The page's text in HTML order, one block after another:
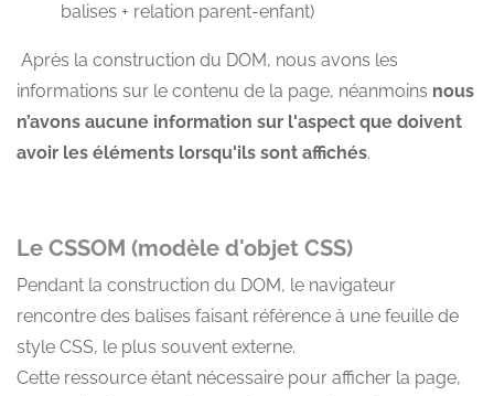
balises + relation parent-enfant)
Après la construction du DOM, nous avons les
informations sur le contenu de la page, néanmoins nous
n’avons aucune information sur l'aspect que doivent
avoir les éléments lorsqu'ils sont affichés.
Le CSSOM (modèle d'objet CSS)
Pendant la construction du DOM, le navigateur
rencontre des balises faisant référence à une feuille de
style CSS, le plus souvent externe.
Cette ressource étant nécessaire pour afficher la page,